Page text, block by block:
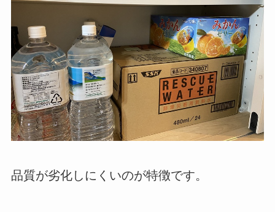
品質が劣化しにくいのが特徴です。